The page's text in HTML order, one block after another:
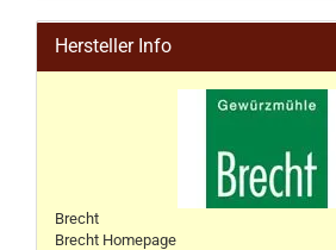
Hersteller Info
Brecht
Brecht Homepage